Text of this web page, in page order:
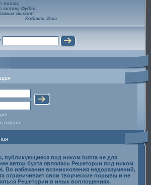
ползи,
склону Фудзи,
высот!
Кобаяси Исса
пароль
публикующиеся под ником buhta не для
автор бухта являлась Решетории под ником
Во избежание возникновения недоразумений,
ограничивает свои творческие порывы и не
Решетории в иных воплощениях.